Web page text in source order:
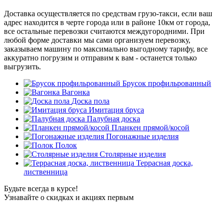
Доставка осуществляется по средствам грузо-такси, если ваш
адрес находится в черте города или в районе 10км от города,
все остальные перевозки считаются междугородними. При
любой форме доставки мы сами организуем перевозку,
заказываем машину по максимально выгодному тарифу, все
аккуратно погрузим и отправим к вам - останется только
выгрузить.
Брусок профильрованный
Вагонка
Доска пола
Имитация бруса
Палубная доска
Планкен прямой/косой
Погонажные изделия
Полок
Столярные изделия
Террасная доска,
лиственница
Будьте всегда в курсе!
Узнавайте о скидках и акциях первым